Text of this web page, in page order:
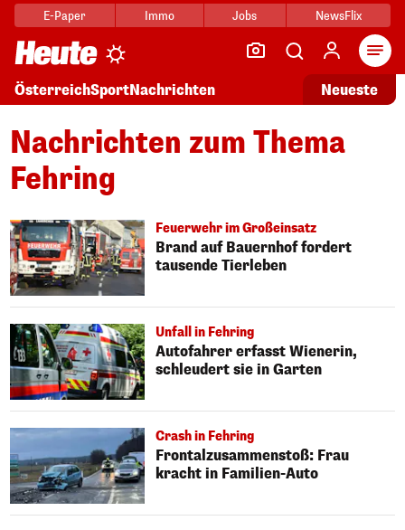
E-Paper Immo Jobs NewsFlix
ÖsterreichSportNachrichten Neueste
Nachrichten zum Thema
Fehring
Feuerwehr im Großeinsatz
Brand auf Bauernhof fordert
tausende Tierleben
Unfall in Fehring
Autofahrer erfasst Wienerin,
schleudert sie in Garten
Crash in Fehring
Frontalzusammenstoß: Frau
kracht in Familien-Auto